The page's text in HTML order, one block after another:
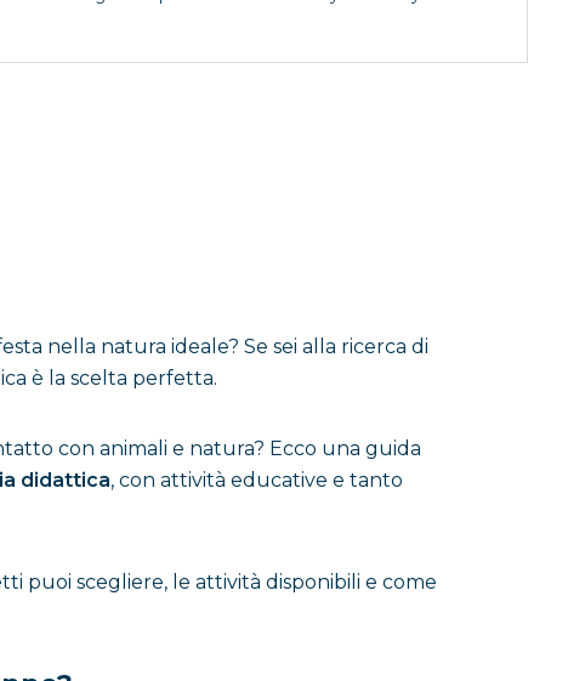
nella natura ideale? Se sei alla ricerca di
è la scelta perfetta.
con animali e natura? Ecco una guida
didattica, con attività educative e tanto
puoi scegliere, le attività disponibili e come